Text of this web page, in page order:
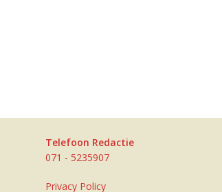
Telefoon Redactie
071 - 5235907
Privacy Policy